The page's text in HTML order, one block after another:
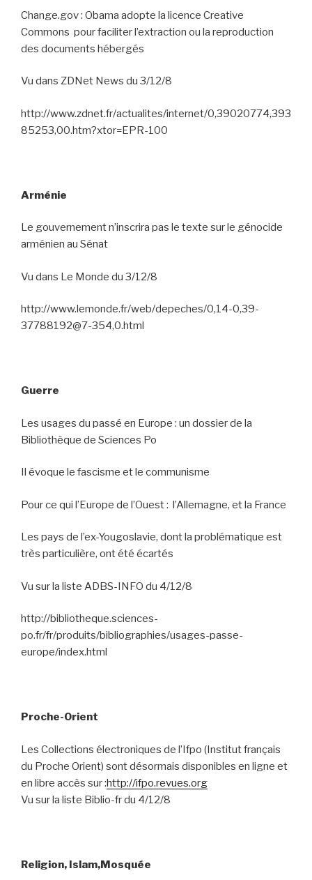
Change.gov : Obama adopte la licence Creative
Commons pour faciliter l’extraction ou la reproduction
des documents hébergés
Vu dans ZDNet News du 3/12/8
http://www.zdnet.fr/actualites/internet/0,39020774,393
85253,00.htm?xtor=EPR-100
Arménie
Le gouvernement n’inscrira pas le texte sur le génocide
arménien au Sénat
Vu dans Le Monde du 3/12/8
http://www.lemonde.fr/web/depeches/0,14-0,39-
37788192@7-354,0.html
Guerre
Les usages du passé en Europe : un dossier de la
Bibliothèque de Sciences Po
Il évoque le fascisme et le communisme
Pour ce qui l’Europe de l’Ouest : l’Allemagne, et la France
Les pays de l’ex-Yougoslavie, dont la problématique est
très particulière, ont été écartés
Vu sur la liste ADBS-INFO du 4/12/8
http://bibliotheque.sciences-
po.fr/fr/produits/bibliographies/usages-passe-
europe/index.html
Proche-Orient
Les Collections électroniques de l’Ifpo (Institut français
du Proche Orient) sont désormais disponibles en ligne et
en libre accès sur :http://ifpo.revues.org
Vu sur la liste Biblio-fr du 4/12/8
Religion, Islam,Mosquée